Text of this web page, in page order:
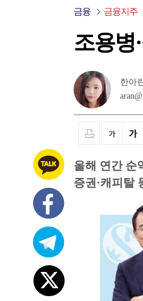
금융 금융지주
조용병
한아
올해 연간 순
증권·캐피탈